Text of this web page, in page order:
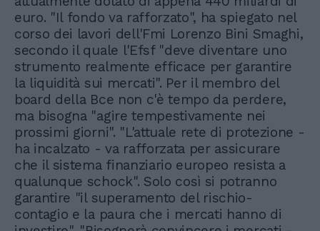
euro. "Il fondo va rafforzato", ha spiegato nel
corso dei lavori dell'Fmi Lorenzo Bini Smaghi,
secondo il quale l'Efsf "deve diventare uno
strumento realmente efficace per garantire
la liquidità sui mercati". Per il membro del
board della Bce non c'è tempo da perdere,
ma bisogna "agire tempestivamente nei
prossimi giorni". "L'attuale rete di protezione -
ha incalzato - va rafforzata per assicurare
che il sistema finanziario europeo resista a
qualunque schock". Solo così si potranno
garantire "il superamento del rischio-
contagio e la paura che i mercati hanno di